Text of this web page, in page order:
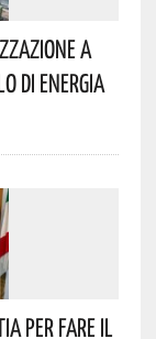
A
Di Energia
Per Fare Il